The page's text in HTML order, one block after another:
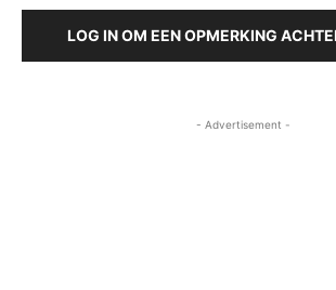
LOG IN OM EEN OPMERKING
- Advertisement -